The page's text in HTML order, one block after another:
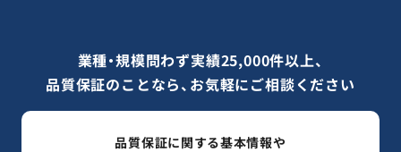
業種・規模問わず実績25,000件以上、
品質保証のことなら、お気軽にご相談ください
品質保証に関する基本情報や